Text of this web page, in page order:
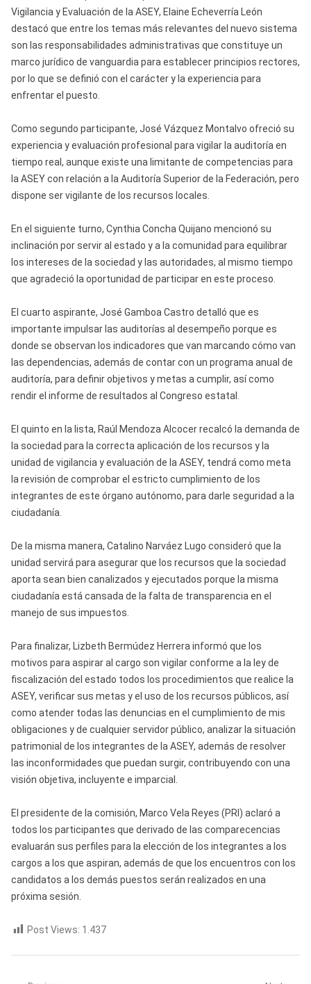
Vigilancia y Evaluación de la ASEY, Elaine Echeverría León
destacó que entre los temas más relevantes del nuevo sistema
son las responsabilidades administrativas que constituye un
marco jurídico de vanguardia para establecer principios rectores,
por lo que se definió con el carácter y la experiencia para
enfrentar el puesto.
Como segundo participante, José Vázquez Montalvo ofreció su
experiencia y evaluación profesional para vigilar la auditoría en
tiempo real, aunque existe una limitante de competencias para
la ASEY con relación a la Auditoría Superior de la Federación, pero
dispone ser vigilante de los recursos locales.
En el siguiente turno, Cynthia Concha Quijano mencionó su
inclinación por servir al estado y a la comunidad para equilibrar
los intereses de la sociedad y las autoridades, al mismo tiempo
que agradeció la oportunidad de participar en este proceso.
El cuarto aspirante, José Gamboa Castro detalló que es
importante impulsar las auditorías al desempeño porque es
donde se observan los indicadores que van marcando cómo van
las dependencias, además de contar con un programa anual de
auditoría, para definir objetivos y metas a cumplir, así como
rendir el informe de resultados al Congreso estatal.
El quinto en la lista, Raúl Mendoza Alcocer recalcó la demanda de
la sociedad para la correcta aplicación de los recursos y la
unidad de vigilancia y evaluación de la ASEY, tendrá como meta
la revisión de comprobar el estricto cumplimiento de los
integrantes de este órgano autónomo, para darle seguridad a la
ciudadanía.
De la misma manera, Catalino Narváez Lugo consideró que la
unidad servirá para asegurar que los recursos que la sociedad
aporta sean bien canalizados y ejecutados porque la misma
ciudadanía está cansada de la falta de transparencia en el
manejo de sus impuestos.
Para finalizar, Lizbeth Bermúdez Herrera informó que los
motivos para aspirar al cargo son vigilar conforme a la ley de
fiscalización del estado todos los procedimientos que realice la
ASEY, verificar sus metas y el uso de los recursos públicos, así
como atender todas las denuncias en el cumplimiento de mis
obligaciones y de cualquier servidor público, analizar la situación
patrimonial de los integrantes de la ASEY, además de resolver
las inconformidades que puedan surgir, contribuyendo con una
visión objetiva, incluyente e imparcial.
El presidente de la comisión, Marco Vela Reyes (PRI) aclaró a
todos los participantes que derivado de las comparecencias
evaluarán sus perfiles para la elección de los integrantes a los
cargos a los que aspiran, además de que los encuentros con los
candidatos a los demás puestos serán realizados en una
próxima sesión.
Post Views: 1.437